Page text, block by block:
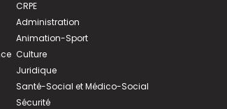
CRPE
Administration
Animation-Sport
Culture
Juridique
Santé-Social et Médico-Social
Sécurité